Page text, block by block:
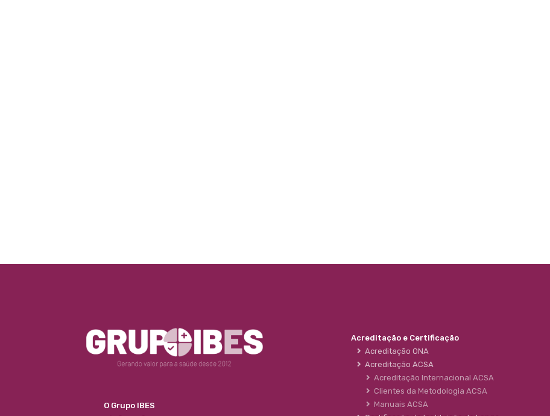
O Grupo IBES
Acreditação e Certificação
Acreditação ONA
Acreditação ACSA
Acreditação Internacional ACSA
Clientes da Metodologia ACSA
Manuais ACSA